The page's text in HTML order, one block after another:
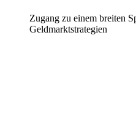
Zugang zu einem breiten
Geldmarktstrategien